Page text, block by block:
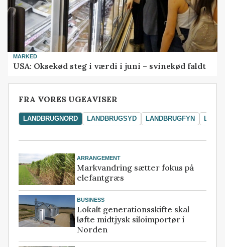
MARKED
USA: Oksekød steg i værdi i juni – svinekød faldt
FRA VORES UGEAVISER
LANDBRUGNORD LANDBRUGSYD LANDBRUGFYN
ARRANGEMENT
Markvandring sætter fokus på
elefantgræs
BUSINESS
Lokalt generationsskifte skal
løfte midtjysk siloimportør i
Norden